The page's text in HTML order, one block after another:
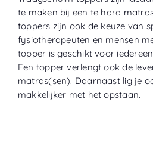
te maken bij een te hard
toppers zijn ook de keuze van
fysiotherapeuten en mensen
topper is geschikt voor
Een topper verlengt ook de
matras(sen). Daarnaast lig je
makkelijker met het opstaan.